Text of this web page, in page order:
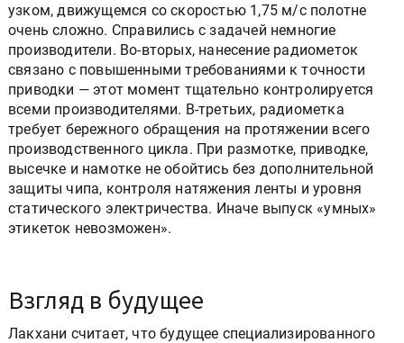
узком, движущемся со скоростью 1,75 м/с полотне
очень сложно. Справились с задачей немногие
производители. Во-вторых, нанесение радиометок
связано с повышенными требованиями к точности
приводки — этот момент тщательно контролируется
всеми производителями. В-третьих, радиометка
требует бережного обращения на протяжении всего
производственного цикла. При размотке, приводке,
высечке и намотке не обойтись без дополнительной
защиты чипа, контроля натяжения ленты и уровня
статического электричества. Иначе выпуск «умных»
этикеток невозможен».
Взгляд в будущее
Лакхани считает, что будущее специализированного